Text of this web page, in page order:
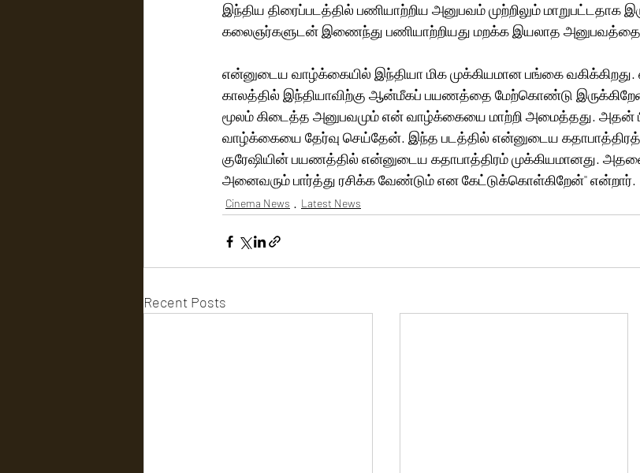
இந்திய திரைப்படத்தில் பணியாற்றிய அனுபவம் முற்றிலும் மாறுபட்டதாக
கலைஞர்களுடன் இணைந்து பணியாற்றியது மறக்க இயலாத அனுபவத்தை
என்னுடைய வாழ்க்கையில் இந்தியா மிக முக்கியமான பங்கை
காலத்தில் இந்தியாவிற்கு ஆன்மீகப் பயணத்தை மேற்கொண்டு
மூலம் கிடைத்த அனுபவமும் என் வாழ்க்கையை மாற்றி அமைத்தது. அதன்
வாழ்க்கையை தேர்வு செய்தேன். இந்த படத்தில் என்னுடைய
குரேஷியின் பயணத்தில் என்னுடைய கதாபாத்திரம் முக்கியமானது. அதனை
அனைவரும் பார்த்து ரசிக்க வேண்டும் என கேட்டுக்கொள்கிறேன்'' என்றார்.
Cinema News Latest News
Recent Posts